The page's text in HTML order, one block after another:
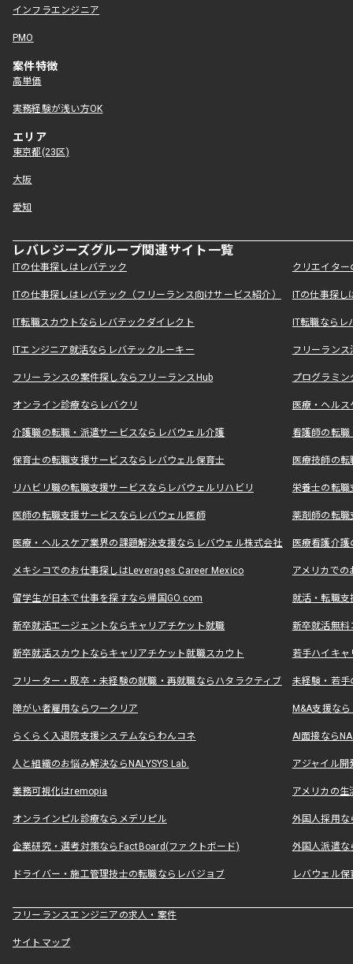
インフラエンジニア
PMO
案件特徴
高単価
実務経験が浅い方OK
エリア
東京都(23区)
大阪
愛知
レバレジーズグループ関連サイト一覧
ITの仕事探しはレバテック クリエイタ
ITの仕事探しはレバテック（フリーランス向けサービス紹介） ITの仕事探
IT転職スカウトならレバテックダイレクト IT転職なら
ITエンジニア就活ならレバテックルーキー フリーラン
フリーランスの案件探しならフリーランスHub プログラミ
オンライン診療ならレバクリ 医療・ヘル
介護職の転職・派遣サービスならレバウェル介護 看護師の転
保育士の転職支援サービスならレバウェル保育士 医療技師の
リハビリ職の転職支援サービスならレバウェルリハビリ 栄養士の転
医師の転職支援サービスならレバウェル医師 薬剤師の転
医療・ヘルスケア業界の課題解決支援ならレバウェル株式会社 医療看護介
メキシコでのお仕事探しはLeverages Career Mexico アメリカで
留学生が日本で仕事を探すなら帰国GO.com 就活・転職
新卒就活エージェントならキャリアチケット就職 新卒就活無料
新卒就活スカウトならキャリアチケット就職スカウト 若手ハイキ
フリーター・既卒・未経験の就職・再就職ならハタラクティブ 未経験・若手
障がい者雇用ならワークリア M&A支援な
らくらく入退院支援システムならわんコネ AI面接なら
人と組織のお悩み解決ならNALYSYS Lab. アジャイル
業務可視化はremopia アメリカの
オンラインピル診療ならメデリピル 外国人採用
企業研究・選考対策ならFactBoard(ファクトボード) 外国人派遣な
ドライバー・施工管理技士の転職ならレバジョブ レバウェル
フリーランスエンジニアの求人・案件
サイトマップ